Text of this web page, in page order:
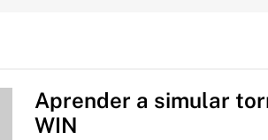
Aprender a simular
WIN